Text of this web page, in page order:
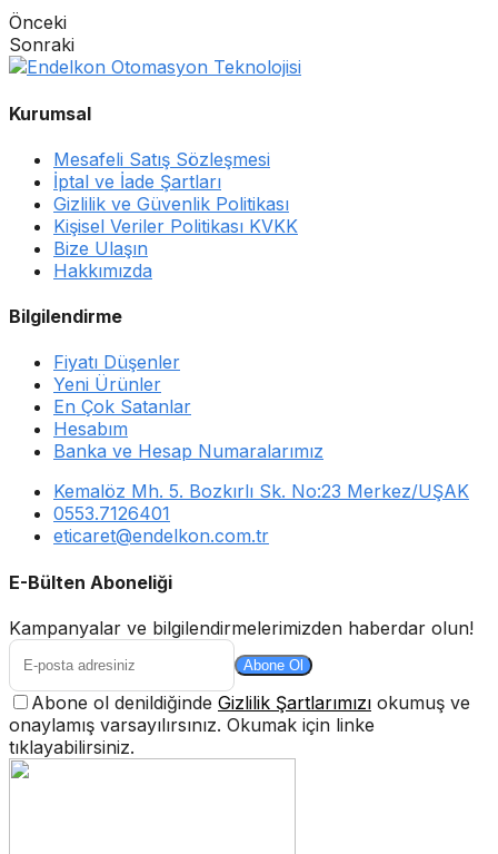
Önceki
Sonraki
Kurumsal
Mesafeli Satış Sözleşmesi
İptal ve İade Şartları
Gizlilik ve Güvenlik Politikası
Kişisel Veriler Politikası KVKK
Bize Ulaşın
Hakkımızda
Bilgilendirme
Fiyatı Düşenler
Yeni Ürünler
En Çok Satanlar
Hesabım
Banka ve Hesap Numaralarımız
Kemalöz Mh. 5. Bozkırlı Sk. No:23 Merkez/UŞAK
0553.7126401
eticaret@endelkon.com.tr
E-Bülten Aboneliği
Kampanyalar ve bilgilendirmelerimizden haberdar olun!
Abone Ol
Abone ol denildiğinde Gizlilik Şartlarımızı okumuş ve
onaylamış varsayılırsınız. Okumak için linke
tıklayabilirsiniz.